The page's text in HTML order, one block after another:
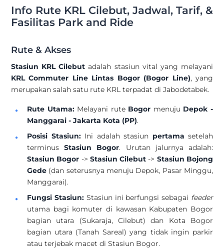
Info Rute KRL Cilebut, Jadwal, Tarif, &
Fasilitas Park and Ride
Rute & Akses
Stasiun KRL Cilebut adalah stasiun vital yang melayani
KRL Commuter Line Lintas Bogor (Bogor Line), yang
merupakan salah satu rute KRL terpadat di Jabodetabek.
Rute Utama:Melayani rute Bogor menuju Depok -
Manggarai - Jakarta Kota (PP).
Posisi Stasiun:Ini adalah stasiun pertama setelah
terminusStasiun Bogor. Urutan jalurnya adalah:
Stasiun Bogor -> Stasiun Cilebut -> Stasiun Bojong
Gede (dan seterusnya menuju Depok, Pasar Minggu,
Manggarai).
Fungsi Stasiun:Stasiun ini berfungsi sebagai feeder
utama bagi komuter di kawasan Kabupaten Bogor
bagian utara (Sukaraja, Cilebut) dan Kota Bogor
bagian utara (Tanah Sareal) yang tidak ingin parkir
atau terjebak macet di Stasiun Bogor.